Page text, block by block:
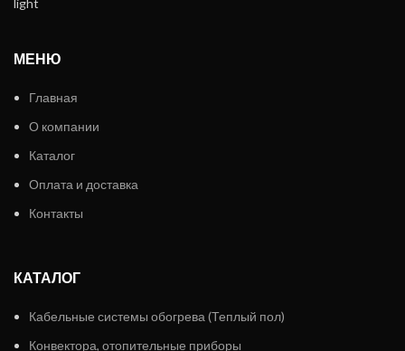
МЕНЮ
Главная
О компании
Каталог
Оплата и доставка
Контакты
КАТАЛОГ
Кабельные системы обогрева (Теплый пол)
Конвектора, отопительные приборы